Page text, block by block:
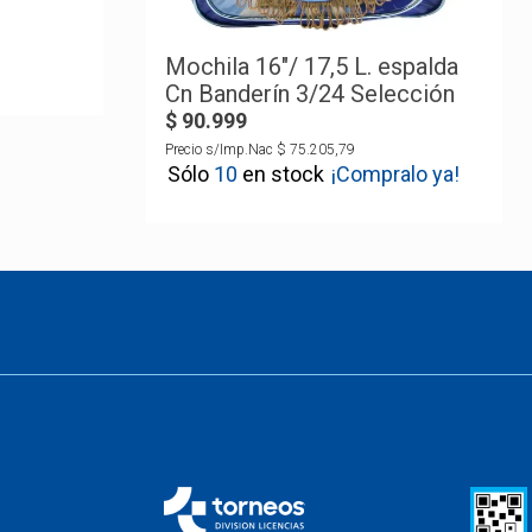
Mochila 16"/ 17,5 L. espalda
Cn Banderín 3/24 Selección
Argentina
$ 90.999
Precio s/Imp.Nac $ 75.205,79
10 ¡Compralo ya!